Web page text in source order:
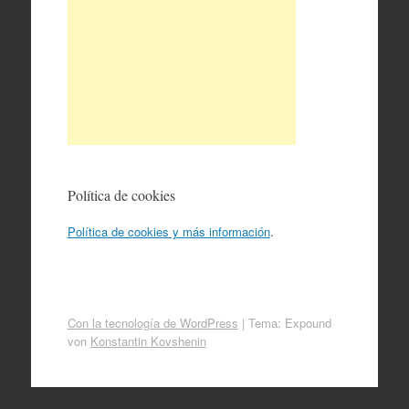
Política de cookies
Política de cookies y más información.
Con la tecnología de WordPress | Tema: Expound
von Konstantin Kovshenin